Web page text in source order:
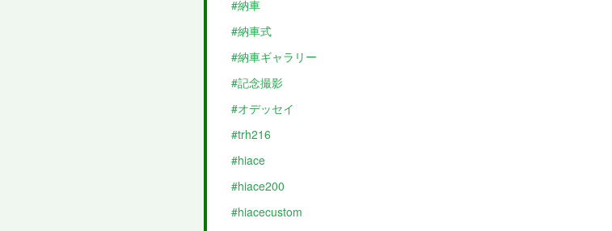
#納車
#納車式
#納車ギャラリー
#記念撮影
#オデッセイ
#trh216
#hiace
#hiace200
#hiacecustom